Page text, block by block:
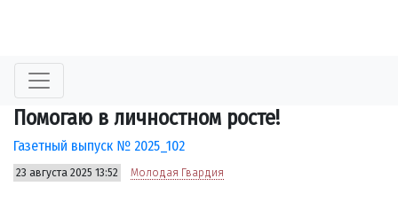
Помогаю в личностном росте!
Газетный выпуск № 2025_102
23 августа 2025 13:52 Молодая Гвардия